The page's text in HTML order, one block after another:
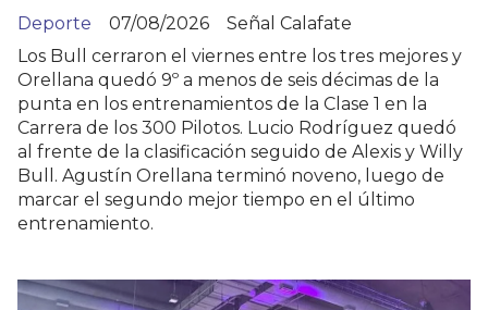
Señal Calafate
Deporte
07/08/2026
Los Bull cerraron el viernes entre los tres mejores y
Orellana quedó 9º a menos de seis décimas de la
punta en los entrenamientos de la Clase 1 en la
Carrera de los 300 Pilotos. Lucio Rodríguez quedó
al frente de la clasificación seguido de Alexis y Willy
Bull. Agustín Orellana terminó noveno, luego de
marcar el segundo mejor tiempo en el último
entrenamiento.